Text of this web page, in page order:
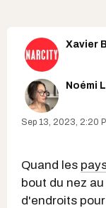
Xavier
Noémi
Sep 13, 2023, 2:20
Quand les
bout du nez
d'endroits